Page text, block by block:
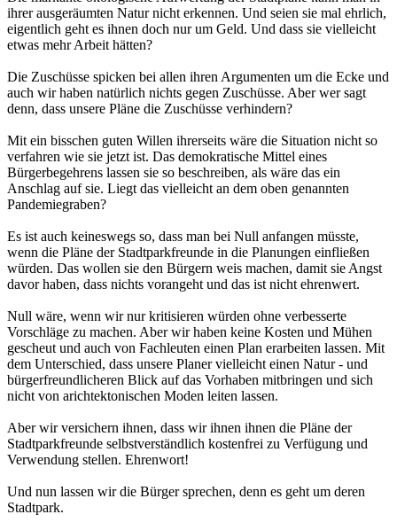
ihrer ausgeräumten Natur nicht erkennen. Und seien sie mal ehrlich,
eigentlich geht es ihnen doch nur um Geld. Und dass sie vielleicht
etwas mehr Arbeit hätten?
Die Zuschüsse spicken bei allen ihren Argumenten um die Ecke und
auch wir haben natürlich nichts gegen Zuschüsse. Aber wer sagt
denn, dass unsere Pläne die Zuschüsse verhindern?
Mit ein bisschen guten Willen ihrerseits wäre die Situation nicht so
verfahren wie sie jetzt ist. Das demokratische Mittel eines
Bürgerbegehrens lassen sie so beschreiben, als wäre das ein
Anschlag auf sie. Liegt das vielleicht an dem oben genannten
Pandemiegraben?
Es ist auch keineswegs so, dass man bei Null anfangen müsste,
wenn die Pläne der Stadtparkfreunde in die Planungen einfließen
würden. Das wollen sie den Bürgern weis machen, damit sie Angst
davor haben, dass nichts vorangeht und das ist nicht ehrenwert.
Null wäre, wenn wir nur kritisieren würden ohne verbesserte
Vorschläge zu machen. Aber wir haben keine Kosten und Mühen
gescheut und auch von Fachleuten einen Plan erarbeiten lassen. Mit
dem Unterschied, dass unsere Planer vielleicht einen Natur - und
bürgerfreundlicheren Blick auf das Vorhaben mitbringen und sich
nicht von arichtektonischen Moden leiten lassen.
Aber wir versichern ihnen, dass wir ihnen ihnen die Pläne der
Stadtparkfreunde selbstverständlich kostenfrei zu Verfügung und
Verwendung stellen. Ehrenwort!
Und nun lassen wir die Bürger sprechen, denn es geht um deren
Stadtpark.